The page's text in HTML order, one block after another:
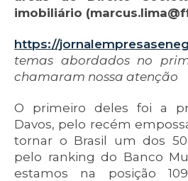
imobiliário
https://
temas abordados no
chamaram nossa atenção
O primeiro deles foi a
Davos, pelo recém
tornar o Brasil um dos
pelo ranking do Banco
estamos na posição